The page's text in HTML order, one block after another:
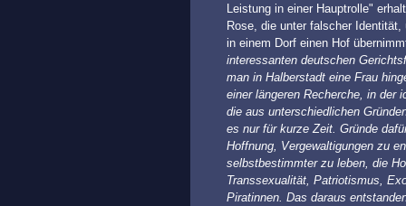
Leistung in einer Hauptrolle"
Rose, die unter falscher
in einem Dorf einen Hof
interessanten deutschen
man in Halberstadt eine Frau
einer längeren Recherche, in der
die aus unterschiedlichen
es nur für kurze Zeit. Gründe
Hoffnung, Vergewaltigungen zu
selbstbestimmter zu leben, die
Transsexualität, Patriotismus,
Piratinnen. Das daraus